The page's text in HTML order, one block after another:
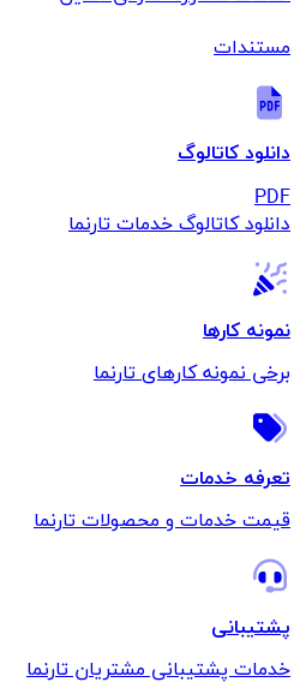
مستندات
دانلود کاتالوگ
PDF
دانلود کاتالوگ خدمات تارنما
نمونه کارها
برخی نمونه کارهای تارنما
تعرفه خدمات
قیمت خدمات و محصولات تارنما
پشتیبانی
خدمات پشتیبانی مشتریان تارنما